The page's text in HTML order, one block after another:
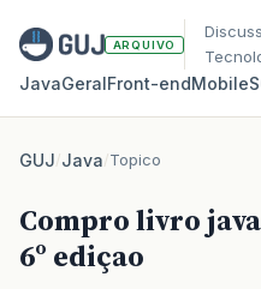
ARQUIVO
JavaGeralFront‑endMobile
GUJ/Java/Topico
Compro livro
6º ediçao